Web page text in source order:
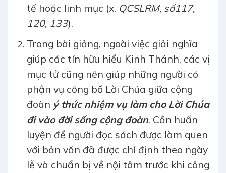
tế hoặc linh mục (x. QCSLRM, số117,
120, 133).
Trong bài giảng, ngoài việc giải nghĩa
giúp các tín hữu hiểu Kinh Thánh, các vị
mục tử cũng nên giúp những người có
phận vụ công bố Lời Chúa giữa cộng
đoàn ý thức nhiệm vụ làm cho Lời Chúa
đi vào đời sống cộng đoàn. Cần huấn
luyện để người đọc sách được làm quen
với bản văn đã được chỉ định theo ngày
lễ và chuẩn bị về nội tâm trước khi công